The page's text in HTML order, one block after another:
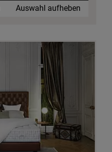
Auswahl aufheben